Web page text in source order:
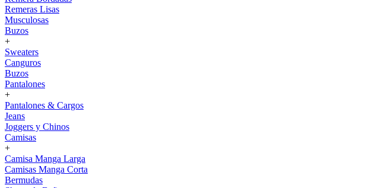
Remeras Lisas
Musculosas
Buzos
+
Sweaters
Canguros
Buzos
Pantalones
+
Pantalones & Cargos
Jeans
Joggers y Chinos
Camisas
+
Camisa Manga Larga
Camisas Manga Corta
Bermudas